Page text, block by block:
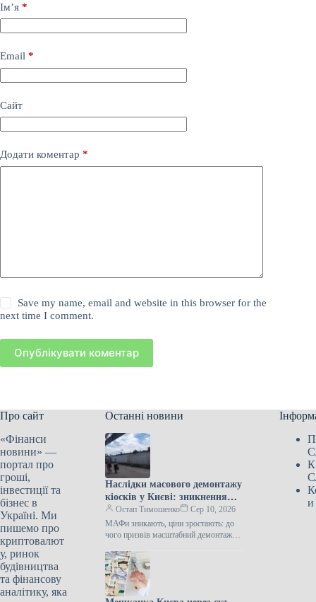
Ім’я *
Email *
Сайт
Додати коментар *
Save my name, email and website in this browser for the
next time I comment.
Опублікувати коментар
Про сайт
«Фінанси
новини» —
портал про
гроші,
інвестиції та
бізнес в
Україні. Ми
пишемо про
криптовалют
у, ринок
будівництва
та фінансову
аналітику, яка
Останні новини
Наслідки масового демонтажу
кіосків у Києві: зникнення
МАФів та зростання цін
Остап Тимошенко
Сер 10, 2026
МАФи зникають, ціни зростають: до
чого призвів масштабний демонтаж
Підпишіться на нас в Google…
и